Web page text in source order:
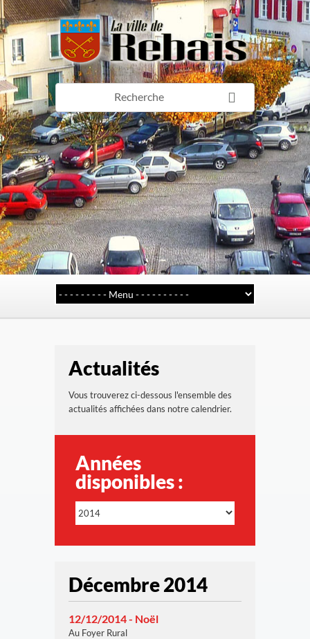
Actualités
Vous trouverez ci-dessous l'ensemble des
actualités affichées dans notre calendrier.
Années
disponibles :
Décembre 2014
12/12/2014 - Noël
Au Foyer Rural